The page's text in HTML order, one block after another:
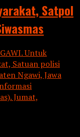
Satpol
Untuk
Satuan polisi
Ngawi, Jawa
Jumat,